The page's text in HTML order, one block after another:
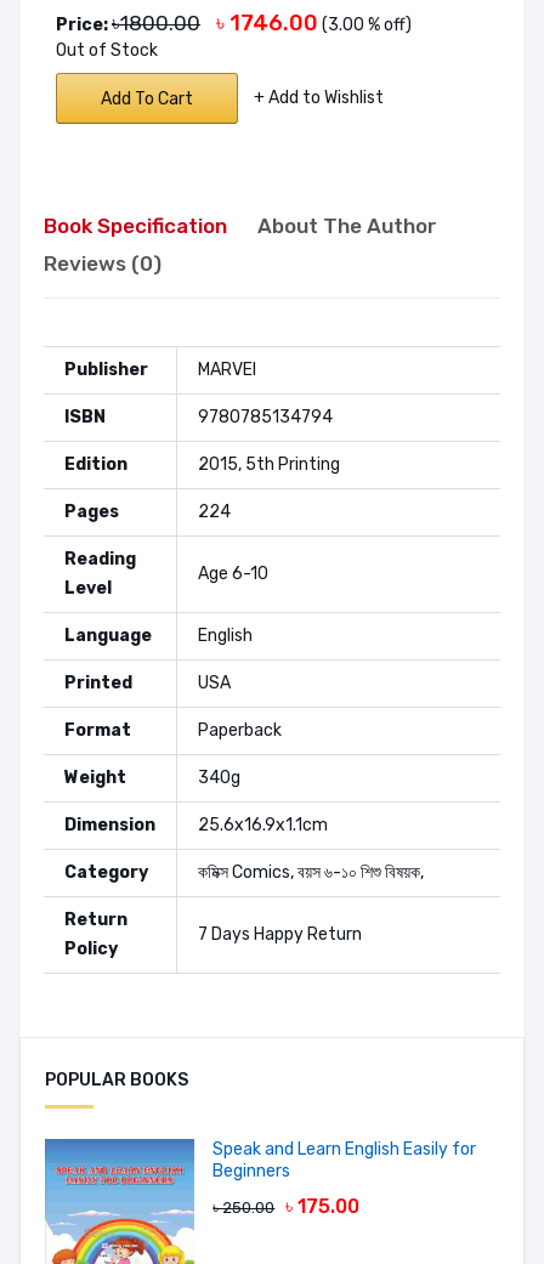
Price:৳1800.00 ৳ 1746.00 (3.00 % off)
Out of Stock
Add To Cart + Add to Wishlist
Book Specification
About The Author
Reviews (0)
Publisher MARVEl
ISBN 9780785134794
Edition 2015, 5th Printing
Pages 224
Reading
Level
Age 6-10
Language English
Printed USA
Format Paperback
Weight 340g
Dimension 25.6x16.9x1.1cm
Category কমিক্সComics,বয়স ৬-১০ শিশু বিষয়ক,
Return
Policy
7 Days Happy Return
Romita Jr.
Add A Review
Your Rating
Your review
POPULAR BOOKS
Speak and Learn English Easily for
Beginners
৳ 250.00 ৳ 175.00